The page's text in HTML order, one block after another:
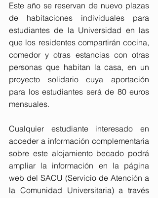
Este año se reservan de nuevo plazas
de habitaciones individuales para
estudiantes de la Universidad en las
que los residentes compartirán cocina,
comedor y otras estancias con otras
personas que habitan la casa, en un
proyecto solidario cuya aportación
para los estudiantes será de 80 euros
mensuales.
Cualquier estudiante interesado en
acceder a información complementaria
sobre este alojamiento becado podrá
ampliar la información en la página
web del SACU (Servicio de Atención a
la Comunidad Universitaria) a través